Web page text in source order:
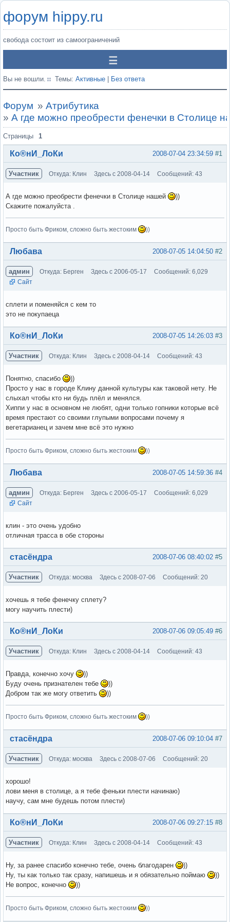
форум hippy.ru
свобода состоит из самоограничений
Вы не вошли. Темы: Активные Без ответа
Форум » Атрибутика
» А где можно преобрести фенечки в Столице
Страницы 1
#1
2008-07-04 23:34:59
Ко®нИ_ЛоКи
Участник Откуда: Клин Здесь с 2008-04-14 Сообщений: 43
А где можно преобрести фенечки в Столице нашей
))
Скажите пожалуйста .
Просто быть Фриком, сложно быть жестоким ))
Вне форума #2
2008-07-05 14:04:50
Любава
админ Откуда: Берген Здесь с 2006-05-17
Сообщений: 6,029
Сайт
сплети и поменяйся с кем то
это не покупаеца
Вне форума #3
2008-07-05 14:26:03
Ко®нИ_ЛоКи
Участник Откуда: Клин Здесь с 2008-04-14 Сообщений: 43
Понятно, спасибо
))
Просто у нас в городе Клину данной культуры как таковой нету. Не
слыхал чтобы кто ни будь плёл и менялся.
Хиппи у нас в основном не любят, одни только гопники которые всё
время престают со своими глупыми вопросами почему я
вегетарианец и зачем мне всё это нужно
Просто быть Фриком, сложно быть жестоким ))
Вне форума #4
2008-07-05 14:59:36
Любава
админ Откуда: Берген Здесь с 2006-05-17
Сообщений: 6,029
Сайт
клин - это очень удобно
отличная трасса в обе стороны
Вне форума #5
2008-07-06 08:40:02
стасёндра
Участник Откуда: москва Здесь с 2008-07-06 Сообщений: 20
хочешь я тебе фенечку сплету?
могу научить плести)
Вне форума #6
2008-07-06 09:05:49
Ко®нИ_ЛоКи
Участник Откуда: Клин Здесь с 2008-04-14 Сообщений: 43
Правда, конечно хочу
))
Буду очень признателен тебе
))
Добром так же могу ответить
))
Просто быть Фриком, сложно быть жестоким ))
Вне форума #7
2008-07-06 09:10:04
стасёндра
Участник Откуда: москва Здесь с 2008-07-06 Сообщений: 20
хорошо!
лови меня в столице, а я тебе феньки плести начинаю)
научу, сам мне будешь потом плести)
Вне форума #8
2008-07-06 09:27:15
Ко®нИ_ЛоКи
Участник Откуда: Клин Здесь с 2008-04-14 Сообщений: 43
Ну, за ранее спасибо конечно тебе, очень благодарен
))
Ну, ты как только так сразу, напишешь и я обязательно поймаю
))
Не вопрос, конечно
))
Просто быть Фриком, сложно быть жестоким ))